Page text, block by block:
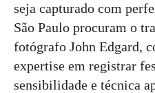
seja capturado com
São Paulo procuram o
fotógrafo John Edgard,
expertise em registrar
sensibilidade e técnica